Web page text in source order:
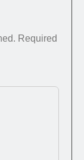
Required